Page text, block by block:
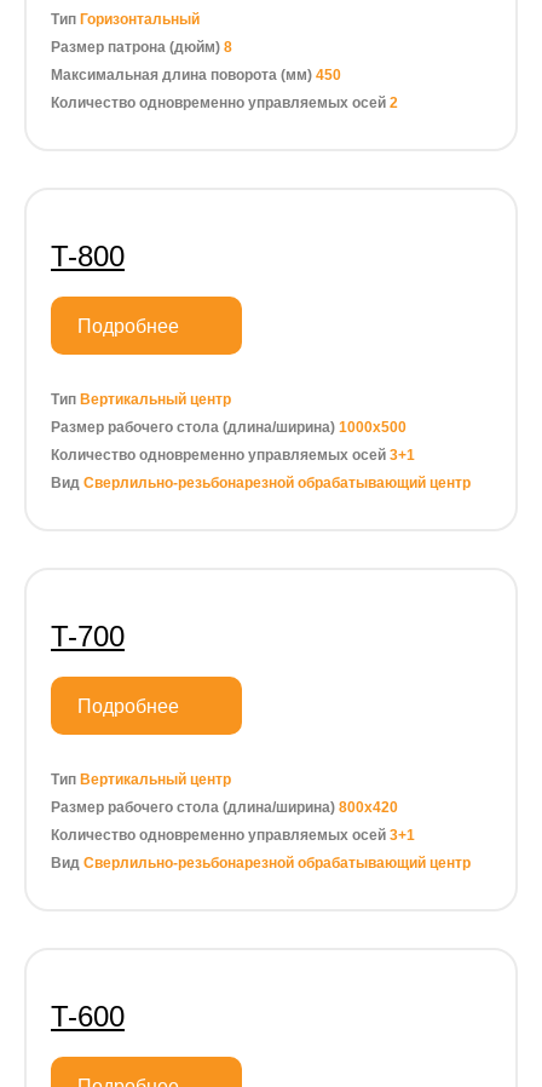
Тип Горизонтальный
Размер патрона (дюйм) 8
Максимальная длина поворота (мм) 450
Количество одновременно управляемых осей 2
T-800
Подробнее
Тип Вертикальный центр
Размер рабочего стола (длина/ширина) 1000х500
Количество одновременно управляемых осей 3+1
Вид Сверлильно-резьбонарезной обрабатывающий центр
T-700
Подробнее
Тип Вертикальный центр
Размер рабочего стола (длина/ширина) 800х420
Количество одновременно управляемых осей 3+1
Вид Сверлильно-резьбонарезной обрабатывающий центр
T-600